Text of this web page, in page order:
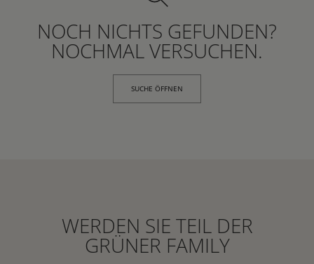
NOCH NICHTS GEFUNDEN?
NOCHMAL VERSUCHEN.
SUCHE ÖFFNEN
WERDEN SIE TEIL DER
GRÜNER FAMILY